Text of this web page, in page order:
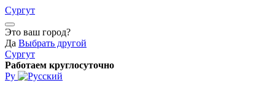
Сургут
Это ваш город?
Да Выбрать другой
Сургут
Работаем круглосуточно
Ру